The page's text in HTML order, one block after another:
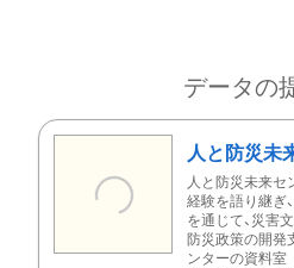
データの
人と防災
人と防災未来セ
経験を語り継ぎ
を通じて、災害
防災政策の開発
ンターの資料室